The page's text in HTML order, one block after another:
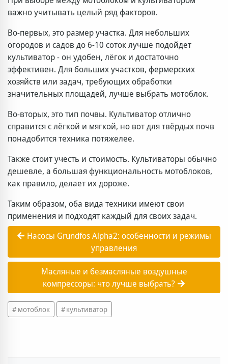
важно учитывать целый ряд факторов.
Во-первых, это размер участка. Для небольших
огородов и садов до 6-10 соток лучше подойдет
культиватор - он удобен, лёгок и достаточно
эффективен. Для больших участков, фермерских
хозяйств или задач, требующих обработки
значительных площадей, лучше выбрать мотоблок.
Во-вторых, это тип почвы. Культиватор отлично
справится с лёгкой и мягкой, но вот для твёрдых почв
понадобится техника потяжелее.
Также стоит учесть и стоимость. Культиваторы обычно
дешевле, а большая функциональность мотоблоков,
как правило, делает их дороже.
Таким образом, оба вида техники имеют свои
применения и подходят каждый для своих задач.
Насосы Grundfos Alpha2: особенности и режимы
управления
Масляные и безмасляные воздушные
компрессоры: что лучше выбрать?
мотоблок культиватор